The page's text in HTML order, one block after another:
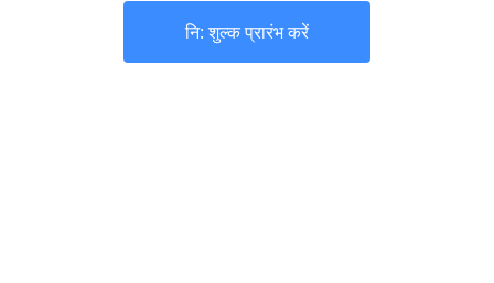
नि: शुल्क प्रारंभ करें